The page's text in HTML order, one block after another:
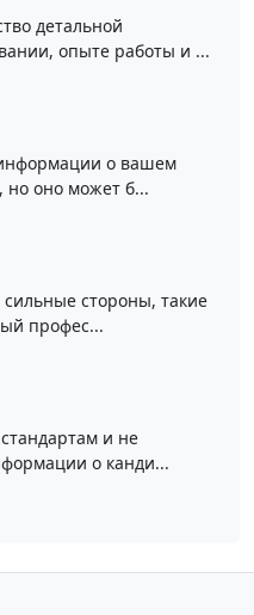
детальной
опыте работы и ...
о вашем
но оно может б...
стороны, такие
профес...
и не
о канди...